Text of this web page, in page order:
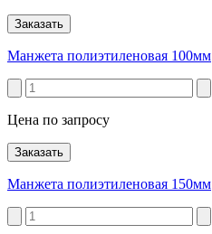
Заказать
Манжета полиэтиленовая 100мм
Цена по запросу
Заказать
Манжета полиэтиленовая 150мм